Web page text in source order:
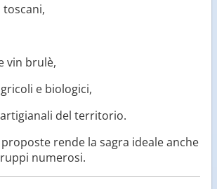
vin brulè,
e biologici,
del territorio.
rende la sagra ideale anche
numerosi.